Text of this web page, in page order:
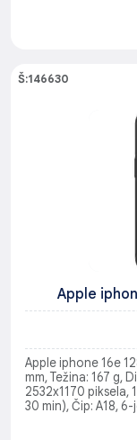
Š:146630
Apple
Apple iphone 16e
mm, Težina: 167 g,
2532x1170 piksela,
30 min), Čip: A18,